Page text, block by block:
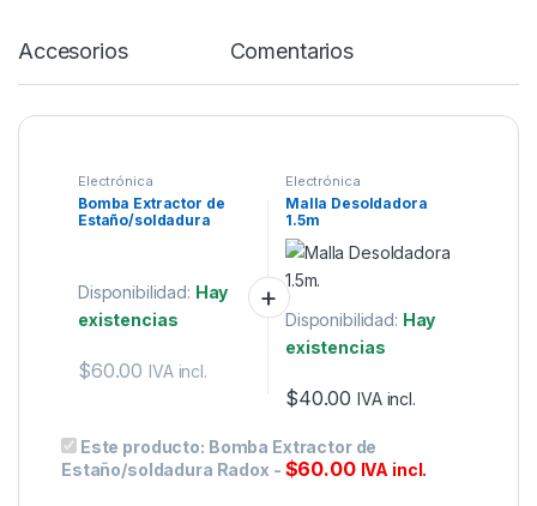
Accesorios Comentarios
Electrónica
Bomba Extractor de
Estaño/soldadura
Disponibilidad: Hay
existencias
$60.00 IVA incl.
Electrónica
Malla Desoldadora
1.5m
Disponibilidad: Hay
existencias
$40.00 IVA incl.
Este producto: Bomba Extractor de
Estaño/soldadura Radox - $60.00 IVA incl.